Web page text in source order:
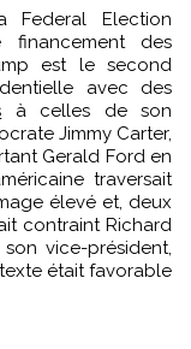
Election
des
est le second
avec des
à celles de son
Jimmy Carter,
Gerald Ford en
traversait
élevé et, deux
contraint Richard
vice-président,
était favorable